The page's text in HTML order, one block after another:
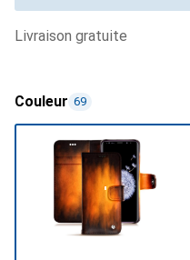
livraison gratuite
Couleur 69